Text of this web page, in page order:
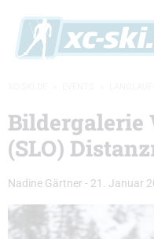
Bildergalerie
(SLO)
Nadine Gärtner - 21. Januar